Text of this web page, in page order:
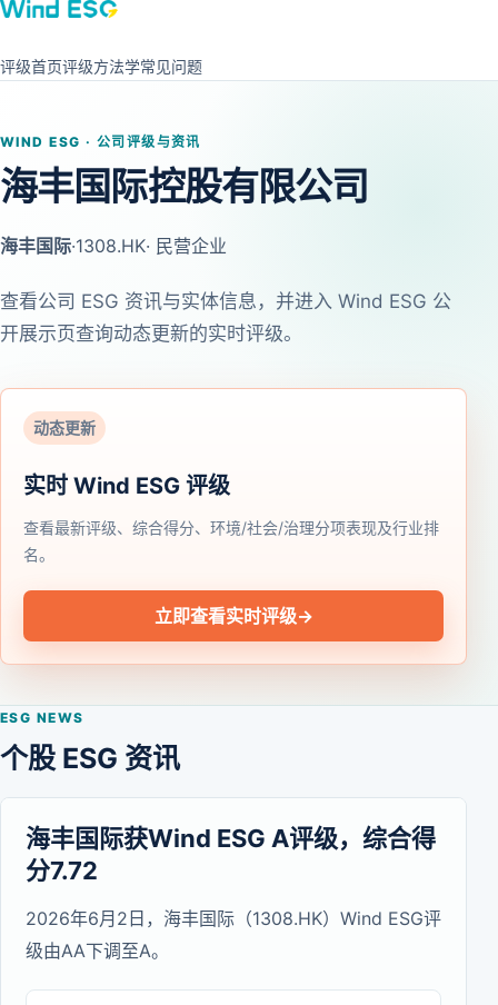
评级首页评级方法学常见问题
WIND ESG · 公司评级与资讯
海丰国际控股有限公司
海丰国际·1308.HK· 民营企业
查看公司 ESG 资讯与实体信息，并进入 Wind ESG 公
开展示页查询动态更新的实时评级。
动态更新
实时 Wind ESG 评级
查看最新评级、综合得分、环境/社会/治理分项表现及行业排
名。
立即查看实时评级→
ESG NEWS
个股 ESG 资讯
海丰国际获Wind ESG A评级，综合得
分7.72
2026年6月2日，海丰国际（1308.HK）Wind ESG评
级由AA下调至A。